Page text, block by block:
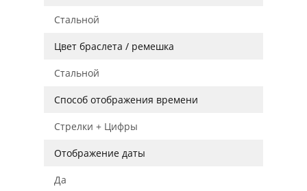
Стальной
Цвет браслета / ремешка
Стальной
Способ отображения времени
Стрелки + Цифры
Отображение даты
Да